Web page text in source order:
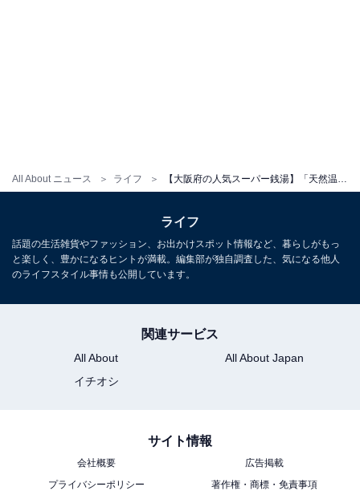
All About ニュース ライフ
6:00〜26:00（最終受付 翌1:30）
宿泊可否
ライフ
話題の生活雑貨やファッション、お出かけスポット情報など、暮らしがもっ
と楽しく、豊かになるヒントが満載。編集部が独自調査した、気になる他人
のライフスタイル事情も公開しています。
関連サービス
All About
All About Japan
イチオシ
サイト情報
会社概要
広告掲載
プライバシーポリシー
著作権・商標・免責事項